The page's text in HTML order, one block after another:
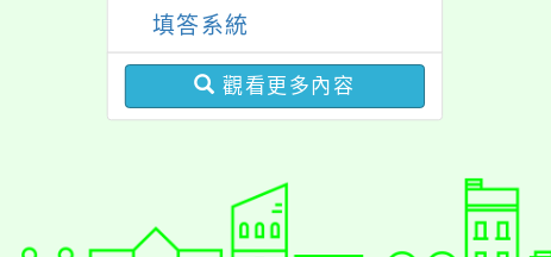
填答系統
觀看更多內容